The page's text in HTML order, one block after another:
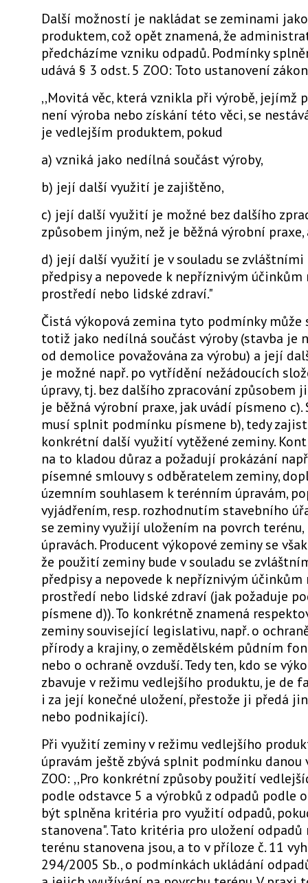
Další možností je nakládat se zeminami
produktem, což opět znamená, že
předcházíme vzniku odpadů. Podmínky
udává § 3 odst. 5 ZOO: Toto ustanovení
,,Movitá věc, která vznikla při výrobě, jejímž
není výroba nebo získání této věci, se
je vedlejším produktem, pokud
a) vzniká jako nedílná součást výroby,
b) její další využití je zajištěno,
c) její další využití je možné bez dalšího
způsobem jiným, než je běžná výrobní praxe,
d) její další využití je v souladu se
předpisy a nepovede k nepříznivým
prostředí nebo lidské zdraví."
Čistá výkopová zemina tyto podmínky může
totiž jako nedílná součást výroby (stavba je
od demolice považována za výrobu) a její
je možné např. po vytřídění nežádoucích
úpravy, tj. bez dalšího zpracování způsobem
je běžná výrobní praxe, jak uvádí písmeno
musí splnit podmínku písmene b), tedy
konkrétní další využití vytěžené zeminy.
na to kladou důraz a požadují prokázání
písemné smlouvy s odběratelem zeminy,
územním souhlasem k terénním úpravám,
vyjádřením, resp. rozhodnutím stavebního
se zeminy využijí uložením na povrch
úpravách. Producent výkopové zeminy se
že použití zeminy bude v souladu se
předpisy a nepovede k nepříznivým
prostředí nebo lidské zdraví (jak požaduje
písmene d)). To konkrétně znamená
zeminy související legislativu, např. o
přírody a krajiny, o zemědělském půdním
nebo o ochraně ovzduší. Tedy ten, kdo se
zbavuje v režimu vedlejšího produktu, je de
i za její konečné uložení, přestože ji předá
nebo podnikající).
Při využití zeminy v režimu vedlejšího
úpravám ještě zbývá splnit podmínku danou
ZOO: ,,Pro konkrétní způsoby použití
podle odstavce 5 a výrobků z odpadů podle
být splněna kritéria pro využití odpadů,
stanovena". Tato kritéria pro uložení odpadů
terénu stanovena jsou, a to v příloze č. 11
294/2005 Sb., o podmínkách ukládání